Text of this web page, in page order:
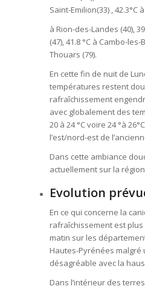
Saint-Emilion(33) , 42.3°C
à Rion-des-Landes (40),
(47), 41.8 °C à Cambo-les-
Thouars (79).
En cette fin de nuit de
températures restent
rafraîchissement
avec globalement des
20 à 24 °C voire 24 °à
l’est/nord-est de
Dans cette ambiance
actuellement sur la
Evolution
En ce qui concerne la
rafraîchissement est
matin sur les
Hautes-Pyrénées
désagréable avec la
Dans l’intérieur des